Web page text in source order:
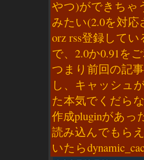
やつ)ができちゃ
みたい(2.0を対
orz rss登録して
で、2.0か0.91を
つまり前回の記
し、キャッシュ
た本気でくだら
作成pluginがあっ
読み込んでもら
いたら